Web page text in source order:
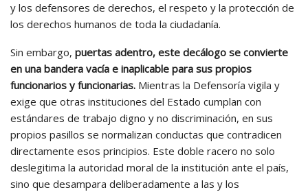
y los defensores de derechos, el respeto y la protección de
los derechos humanos de toda la ciudadanía.
Sin embargo, puertas adentro, este decálogo se convierte
en una bandera vacía e inaplicable para sus propios
funcionarios y funcionarias. Mientras la Defensoría vigila y
exige que otras instituciones del Estado cumplan con
estándares de trabajo digno y no discriminación, en sus
propios pasillos se normalizan conductas que contradicen
directamente esos principios. Este doble racero no solo
deslegitima la autoridad moral de la institución ante el país,
sino que desampara deliberadamente a las y los